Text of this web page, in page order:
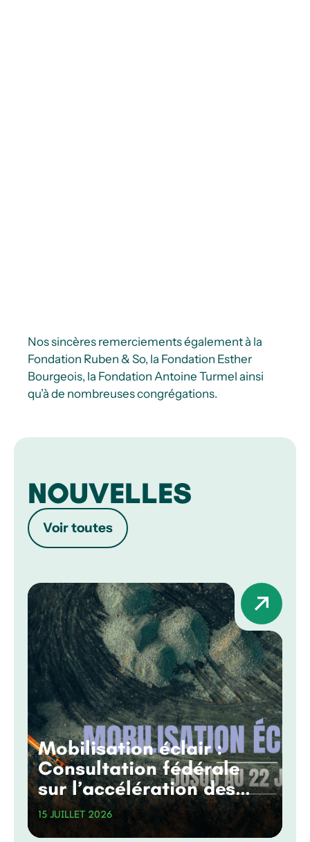
Nos sincères remerciements également à la
Fondation Ruben & So, la Fondation Esther
Bourgeois, la Fondation Antoine Turmel ainsi
qu’à de nombreuses congrégations.
NOUVELLES
Voir toutes
Mobilisation éclair :
Consultation fédérale
sur l’accélération des
grands projets
15 JUILLET 2026